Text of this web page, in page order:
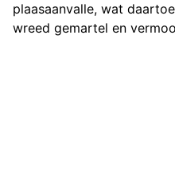
plaasaanvalle, wat
wreed gemartel en